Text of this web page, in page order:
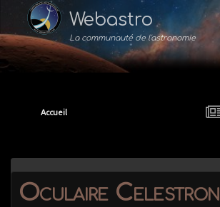
Webastro
La communauté de l'astronomie
Accueil
Oculaire Celestron